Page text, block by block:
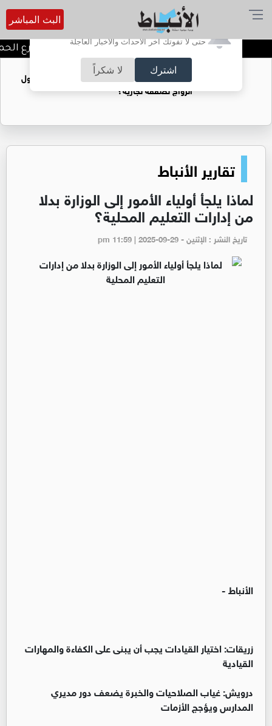
أترغب في تفعيل الإشعارات؟
حتى لا تفوتك آخر الأحداث والأخبار العاجلة
اشترك لا شكراً
البث المباشر
توقيف شبكات دعارة في شارع الحمرا
فتيات يستغللنه لتحقيق مكاسب مادية.. هل تحول
الزواج لصفقة تجارية؟
تقارير الأنباط
لماذا يلجأ أولياء الأمور إلى الوزارة بدلا
من إدارات التعليم المحلية؟
تاريخ النشر : الإثنين - pm 11:59 | 2025-09-29
الأنباط -
زريقات: اختيار القيادات يجب أن يبنى على الكفاءة والمهارات
القيادية
درويش: غياب الصلاحيات والخبرة يضعف دور مديري
المدارس ويؤجج الأزمات